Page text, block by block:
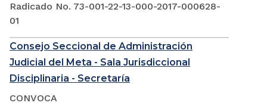
Radicado No. 73-001-22-13-000-2017-000628-
01
Consejo Seccional de Administración
Judicial del Meta - Sala Jurisdiccional
Disciplinaria - Secretaría
CONVOCA